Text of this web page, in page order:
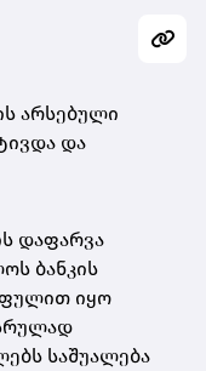
არსებული
და
დაფარვა
ბანკის
იყო
საშუალება